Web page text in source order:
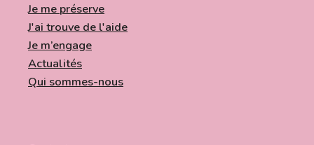
Je me préserve
J'ai trouve de l'aide
Je m’engage
Actualités
Qui sommes-nous